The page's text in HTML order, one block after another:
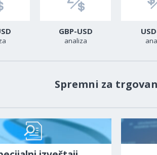
GBP-USD
analiza
Spremni za